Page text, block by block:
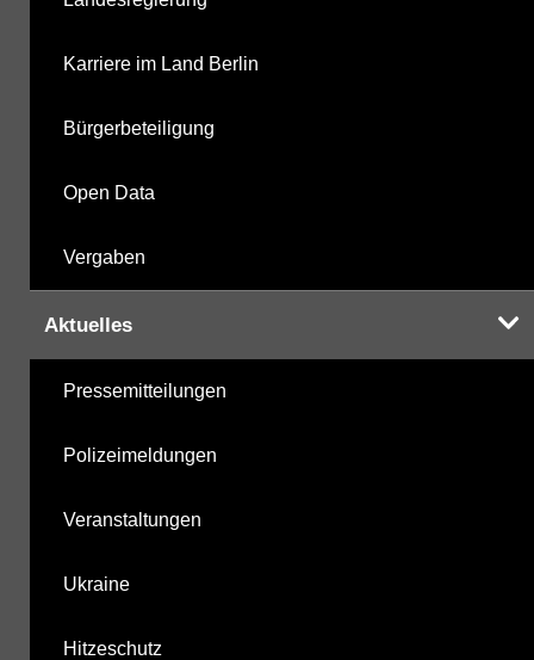
Karriere im Land Berlin
Bürgerbeteiligung
Open Data
Vergaben
Aktuelles
Pressemitteilungen
Polizeimeldungen
Veranstaltungen
Ukraine
Hitzeschutz